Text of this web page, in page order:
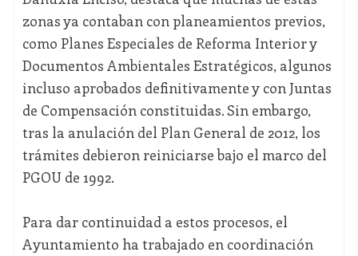
zonas ya contaban con planeamientos previos,
como Planes Especiales de Reforma Interior y
Documentos Ambientales Estratégicos, algunos
incluso aprobados definitivamente y con Juntas
de Compensación constituidas. Sin embargo,
tras la anulación del Plan General de 2012, los
trámites debieron reiniciarse bajo el marco del
PGOU de 1992.
Para dar continuidad a estos procesos, el
Ayuntamiento ha trabajado en coordinación